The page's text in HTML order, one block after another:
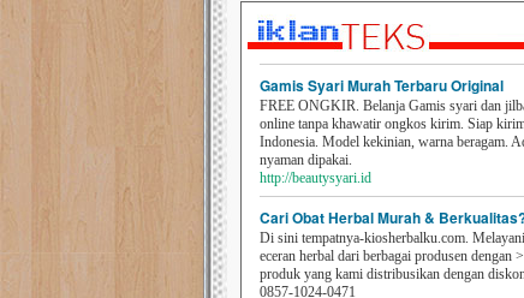
Gamis Syari Murah Terbaru Original
FREE ONGKIR. Belanja Gamis syari dan
online tanpa khawatir ongkos kirim. Siap
Indonesia. Model kekinian, warna beragam.
nyaman dipakai.
http://beautysyari.id
Cari Obat Herbal Murah &
Di sini tempatnya-kiosherbalku.com.
eceran herbal dari berbagai produsen dengan
produk yang kami distribusikan dengan
0857-1024-0471